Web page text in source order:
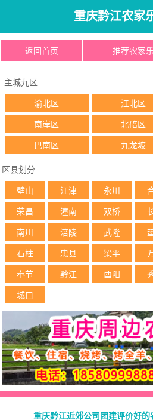
重庆黔江农家
返回首页 推荐农家乐
主城九区
渝北区 江北区
南岸区 北碚区
巴南区 九龙坡
区县划分
壁山 江津 永川
荣昌 潼南 双桥
南川 涪陵 武隆
石柱 忠县 梁平
奉节 黔江 酉阳
城口
重庆黔江近郊公司团建评价好